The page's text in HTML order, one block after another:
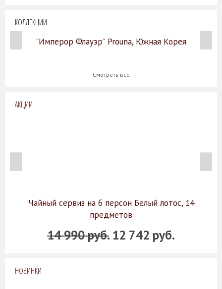
КОЛЛЕКЦИИ
"Имперор Флауэр" Prouna, Южная Корея
Смотреть все
АКЦИИ
Чайный сервиз на 6 персон Белый лотос, 14
предметов
14 990 руб. 12 742 руб.
НОВИНКИ